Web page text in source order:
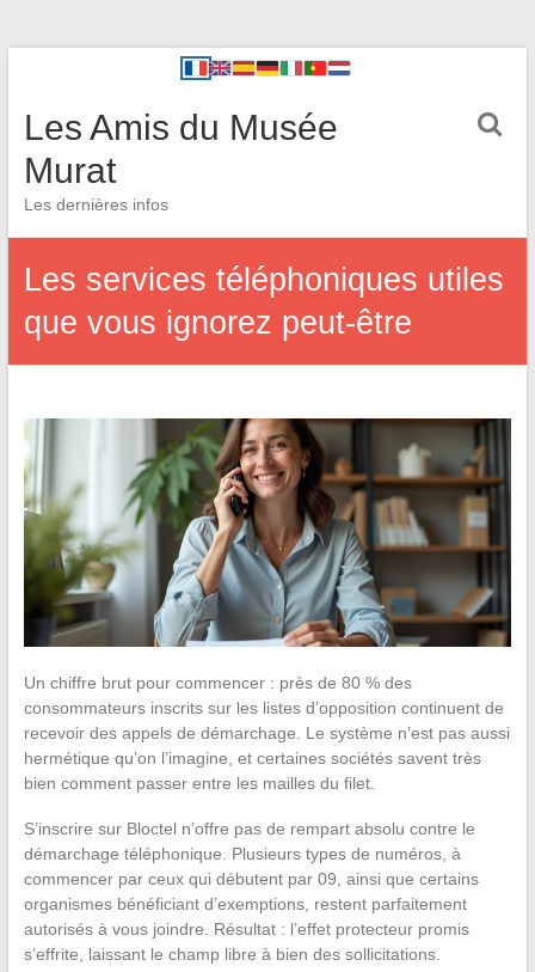
Les Amis du Musée
Murat
Les dernières infos
Les services téléphoniques utiles
que vous ignorez peut-être
Un chiffre brut pour commencer : près de 80 % des
consommateurs inscrits sur les listes d’opposition continuent de
recevoir des appels de démarchage. Le système n’est pas aussi
hermétique qu’on l’imagine, et certaines sociétés savent très
bien comment passer entre les mailles du filet.
S’inscrire sur Bloctel n’offre pas de rempart absolu contre le
démarchage téléphonique. Plusieurs types de numéros, à
commencer par ceux qui débutent par 09, ainsi que certains
organismes bénéficiant d’exemptions, restent parfaitement
autorisés à vous joindre. Résultat : l’effet protecteur promis
s’effrite, laissant le champ libre à bien des sollicitations.